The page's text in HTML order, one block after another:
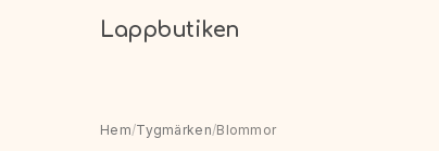
Lappbutiken
Hem/Tygmärken/Blommor